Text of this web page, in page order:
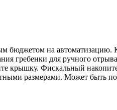
бюджетом на автоматизацию.
гребенки для ручного
Фискальный
размерами. Может быть